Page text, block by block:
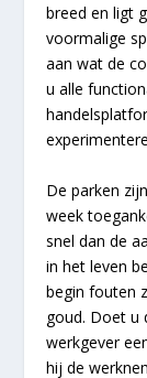
breed en ligt
voormalige
aan wat de
u alle
De parken
week
snel dan de
in het leven
begin fouten
goud. Doet u
werkgever
hij de